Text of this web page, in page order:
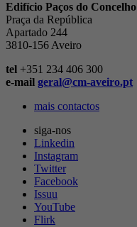
Edifício Paços do Concelho
Praça da República
Apartado 244
3810-156 Aveiro
tel +351 234 406 300
e-mail geral@cm-aveiro.pt
mais contactos
siga-nos
Linkedin
Instagram
Twitter
Facebook
Issuu
YouTube
Flirk